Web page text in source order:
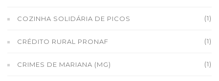
COZINHA SOLIDÁRIA DE PICOS (1)
CRÉDITO RURAL PRONAF (1)
CRIMES DE MARIANA (MG) (1)